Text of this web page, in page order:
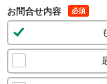
お問合せ内容 必須